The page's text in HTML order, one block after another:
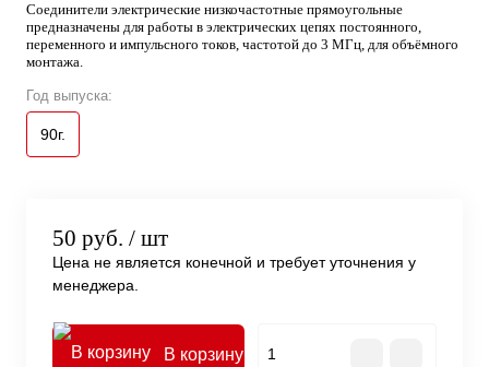
Соединители электрические низкочастотные прямоугольные
предназначены для работы в электрических цепях постоянного,
переменного и импульсного токов, частотой до 3 МГц, для объёмного
монтажа.
Год выпуска:
90г.
50 руб. / шт
Цена не является конечной и требует уточнения у
менеджера.
В корзину